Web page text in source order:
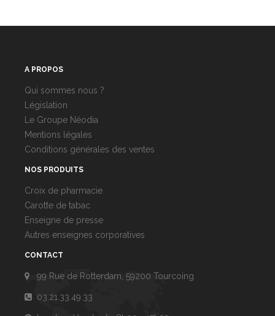
A PROPOS
Qui sommes nous ?
Législation
Le Groupe Néodia
Mentions légales
Conditions générales des ventes
NOS PRODUITS
Croix de pharmacie
Carotte de tabac
Enseigne de presse
Autres enseignes corporatives
CONTACT
99 Rue de Rotterdam, 59200 Tourcoing
03.21.33.49.33